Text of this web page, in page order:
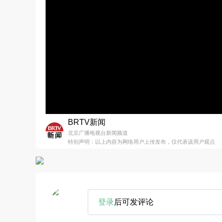
BRTV新闻
北京广播电视台新闻频道
特别声明：以上内容为网络用户上传发布，仅代表该用户观点
登录后可发评论